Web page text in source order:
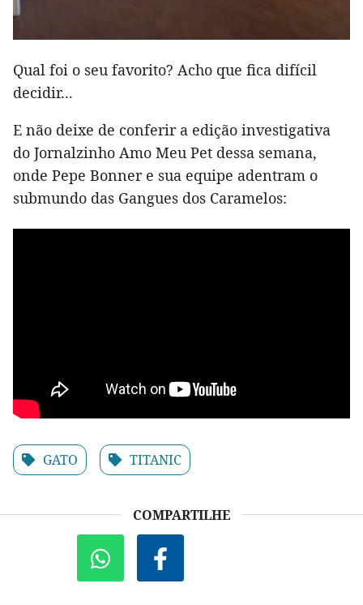
Qual foi o seu favorito? Acho que fica difícil
decidir...
E não deixe de conferir a edição investigativa
do Jornalzinho Amo Meu Pet dessa semana,
onde Pepe Bonner e sua equipe adentram o
submundo das Gangues dos Caramelos:
GATO TITANIC
COMPARTILHE